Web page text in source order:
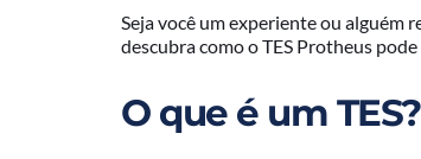
Seja você um experiente ou alguém
descubra como o TES Protheus
O que é um TES?